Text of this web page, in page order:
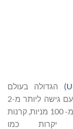
) הגדולה בעולם
המשרתת למעלה מ-125 מיליון משתמשים עם גישה ליותר מ-2
מיליון אסימוני קריפטו ושווקי TradFi כגון יותר מ- 100 מניות, קרנות
יקרות כמו